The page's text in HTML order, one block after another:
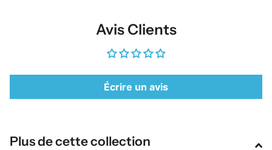
Avis Clients
Écrire un avis
Plus de cette collection